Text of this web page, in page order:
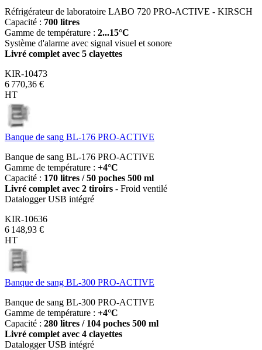
Réfrigérateur de laboratoire LABO 720 PRO-ACTIVE - KIRSCH
Capacité : 700 litres
Gamme de température : 2...15°C
Système d'alarme avec signal visuel et sonore
Livré complet avec 5 clayettes
KIR-10473
6 770,36 €
HT
Banque de sang BL-176 PRO-ACTIVE
Banque de sang BL-176 PRO-ACTIVE
Gamme de température : +4°C
Capacité : 170 litres /50 poches 500 ml
Livré complet avec 2 tiroirs - Froid ventilé
Datalogger USB intégré
KIR-10636
6 148,93 €
HT
Banque de sang BL-300 PRO-ACTIVE
Banque de sang BL-300 PRO-ACTIVE
Gamme de température : +4°C
Capacité : 280 litres / 104 poches 500 ml
Livré complet avec 4 clayettes
Datalogger USB intégré